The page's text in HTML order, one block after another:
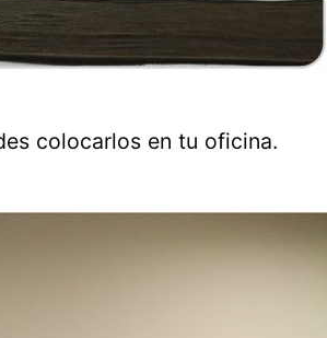
colocarlos en tu oficina.